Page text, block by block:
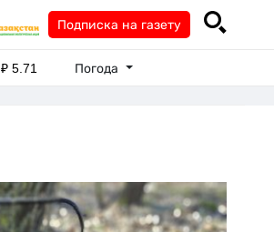
Подписка на газету
₽5.71 Погода